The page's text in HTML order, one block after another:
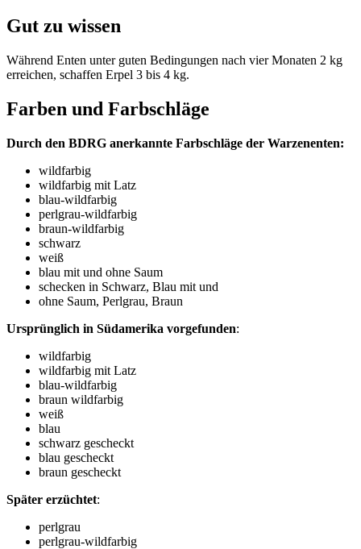
Gut zu wissen
Während Enten unter guten Bedingungen nach vier Monaten 2 kg
erreichen, schaffen Erpel 3 bis 4 kg.
Farben und Farbschläge
Durch den BDRG anerkannte Farbschläge der Warzenenten:
wildfarbig
wildfarbig mit Latz
blau-wildfarbig
perlgrau-wildfarbig
braun-wildfarbig
schwarz
weiß
blau mit und ohne Saum
schecken in Schwarz, Blau mit und
ohne Saum, Perlgrau, Braun
Ursprünglich in Südamerika vorgefunden:
wildfarbig
wildfarbig mit Latz
blau-wildfarbig
braun wildfarbig
weiß
blau
schwarz gescheckt
blau gescheckt
braun gescheckt
Später erzüchtet:
perlgrau
perlgrau-wildfarbig